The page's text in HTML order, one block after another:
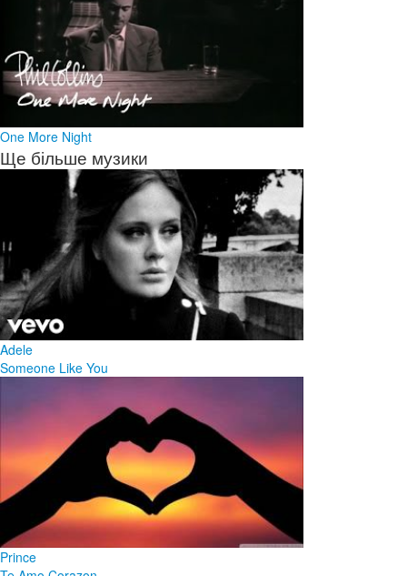
One More Night
Ще більше музики
Adele
Someone Like You
Prince